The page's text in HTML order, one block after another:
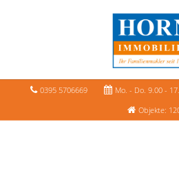
0395 5706669
Mo. - Do. 9.00 -
Objekte: